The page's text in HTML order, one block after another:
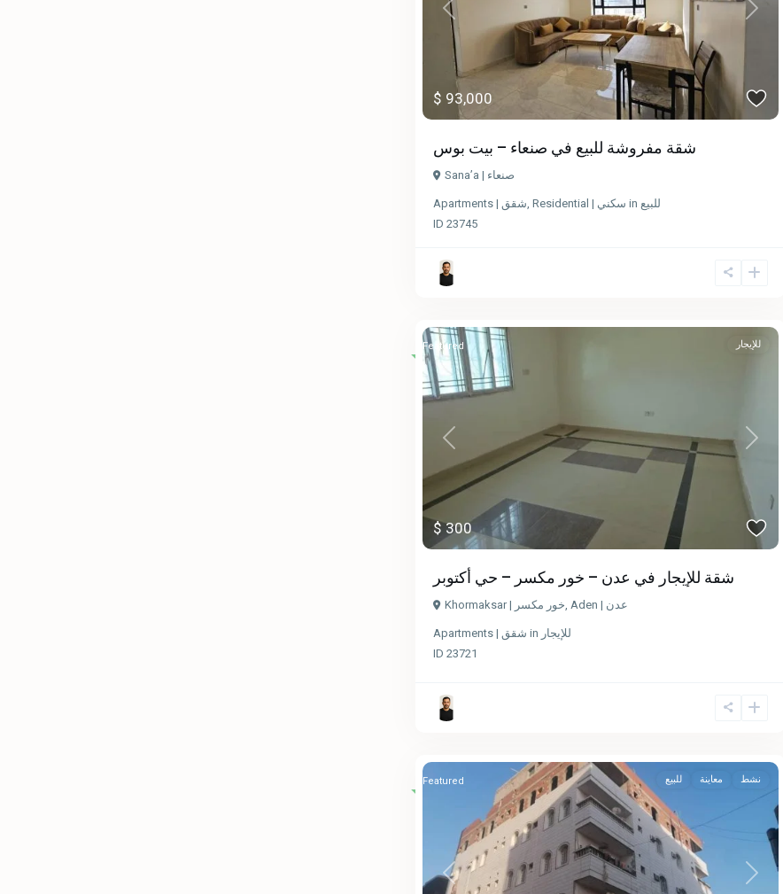
Previous Next
$ 93,000
شقة مفروشة للبيع في صنعاء – بيت بوس
Sana’a | صنعاء
Apartments | شقق Residential | سكني in للبيع
ID 23745
Previous Next
$ 300
للإيجار Featured
شقة للإيجار في عدن – خور مكسر – حي أكتوبر
Khormaksar | خور مكسر Aden | عدن
Apartments | شقق in للإيجار
ID 23721
Previous Next
للبيع معاينة نشط Featured